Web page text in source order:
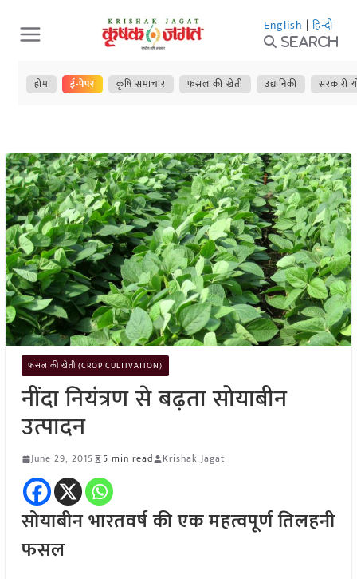
Skip
to
content
English | हिन्दी
Search
होम ई-पेपर कृषि समाचार फसल की खेती उद्यानिकी सरकारी
फसल की खेती (CROP CULTIVATION)
नींदा नियंत्रण से बढ़ता सोयाबीन
उत्पादन
June 29, 2015 5 min read Krishak Jagat
सोयाबीन भारतवर्ष की एक महत्वपूर्ण तिलहनी
फसल